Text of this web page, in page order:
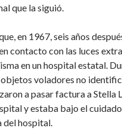
que la siguió.
en 1967, seis años
contacto con las luces
en un hospital estatal.
voladores no
a pasar factura a Stella
y estaba bajo el
del hospital.